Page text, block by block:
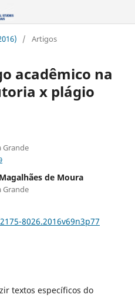
/ Artigos
acadêmico na
x plágio
Grande
de Moura
Grande
8026.2016v69n3p77
textos específicos do